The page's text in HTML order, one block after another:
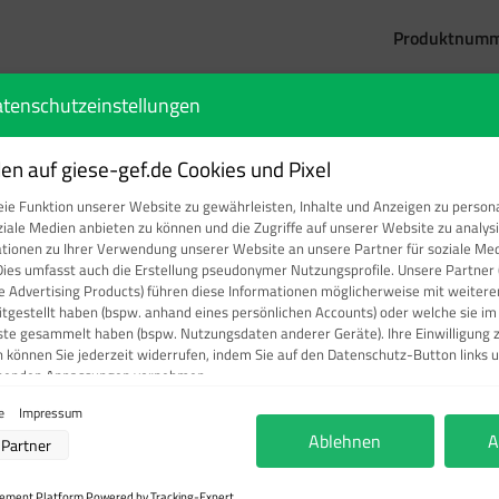
nicht mit Wasser oder Pulver
Pulver löschen – Textschild
hin, dass EDV-Geräte nicht mit Wasser oder Pulver
auf giese-gef.de Cookies und Pixel
Funktion unserer Website zu gewährleisten, Inhalte und Anzeigen zu
Medien anbieten zu können und die Zugriffe auf unserer Website zu
zu Ihrer Verwendung unserer Website an unsere Partner für soziale
umfasst auch die Erstellung pseudonymer Nutzungsprofile. Unsere
Advertising Products) führen diese Informationen möglicherweise mit
haben (bspw. anhand eines persönlichen Accounts) oder welche sie
gesammelt haben (bspw. Nutzungsdaten anderer Geräte). Ihre Einwilligung
können Sie jederzeit widerrufen, indem Sie auf den Datenschutz-Button links
Anpassungen vornehmen.
durch unsere Partner:
Zugriff auf Informationen auf einem Endgerät
Impressum
Partner Ablehnen